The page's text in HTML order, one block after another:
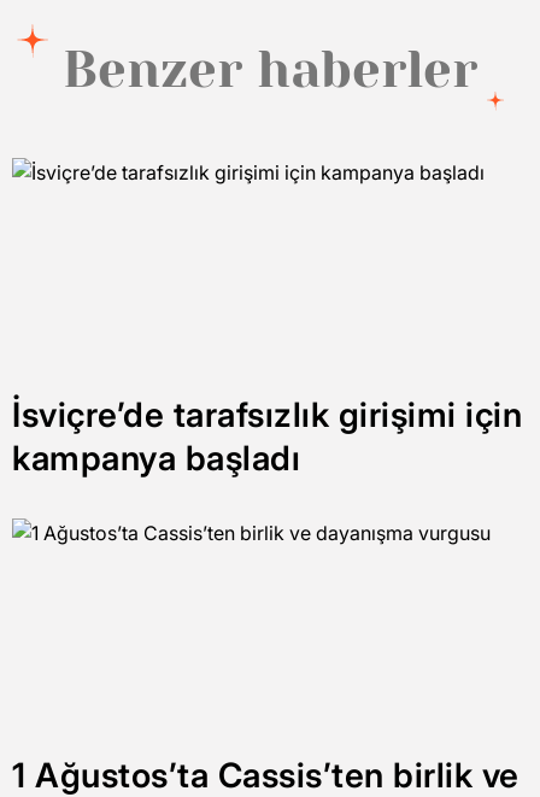
Benzer haberler
İsviçre’de tarafsızlık girişimi için
kampanya başladı
1 Ağustos’ta Cassis’ten birlik ve